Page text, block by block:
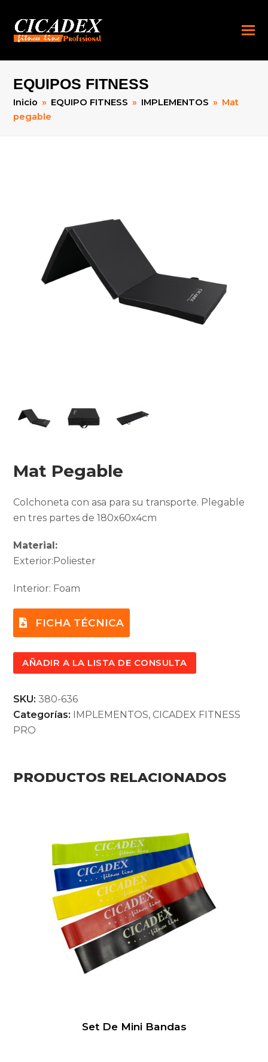
EQUIPOS FITNESS
Inicio » EQUIPO FITNESS » IMPLEMENTOS » Mat
pegable
Mat Pegable
Colchoneta con asa para su transporte. Plegable
en tres partes de 180x60x4cm
Material:
Exterior:Poliester
Interior: Foam
FICHA TÉCNICA
AÑADIR A LA LISTA DE CONSULTA
SKU: 380-636
Categorías:
IMPLEMENTOS, CICADEX FITNESS
PRO
PRODUCTOS RELACIONADOS
Set De Mini Bandas